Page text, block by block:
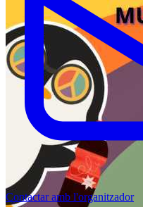
Contactar amb l'organitzador